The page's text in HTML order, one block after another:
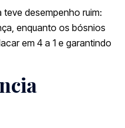
desempenho ruim:
enquanto os bósnios
em 4 a 1 e garantindo